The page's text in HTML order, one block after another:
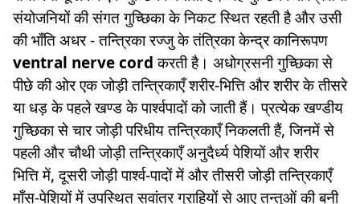
संयोजनियों की संगत गुच्छिका के निकट स्थित रहती है और उसी
की भाँति अधर - तन्त्रिका रज्जु के तंत्रिका केन्द्र कानिरूपण
ventral nerve cordकरती है। अधोग्रसनी गुच्छिका से
पीछे की ओर एक जोड़ी तन्त्रिकाएँ शरीर-भित्ति और शरीर के तीसरे
या धड़ के पहले खण्ड के पार्श्वपादों को जाती हैं। प्रत्येक खण्डीय
गुच्छिका से चार जोड़ी परिधीय तन्त्रिकाएँ निकलती हैं, जिनमें से
पहली और चौथी जोड़ी तन्त्रिकाएँ अनुदैर्ध्य पेशियों और शरीर
भित्ति में, दूसरी जोड़ी पार्श्व-पादों में और तीसरी जोड़ी तन्त्रिकाएँ
माँस-पेशियों में उपस्थित सवांतर ग्राहियों से आए तन्तुओं की बनी